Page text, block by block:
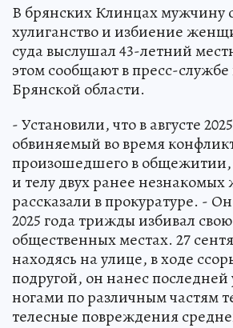
В брянских Клинцах мужчину
хулиганство и избиение
суда выслушал 43-летний
этом сообщают в пресс-
Брянской области.
- Установили, что в августе
обвиняемый во время
произошедшего в общежитии,
и телу двух ранее
рассказали в прокуратуре. -
2025 года трижды избивал
общественных местах. 27
находясь на улице, в ходе
подругой, он нанес
ногами по различным частям
телесные повреждения